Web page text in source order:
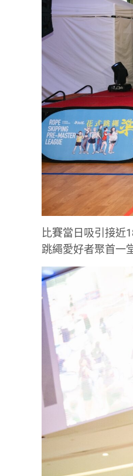
比賽當日吸引接近
跳繩愛好者聚首一